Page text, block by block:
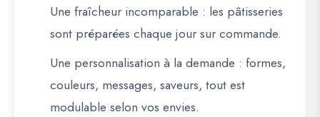
Une fraîcheur incomparable : les pâtisseries
sont préparées chaque jour sur commande.
Une personnalisation à la demande : formes,
couleurs, messages, saveurs, tout est
modulable selon vos envies.